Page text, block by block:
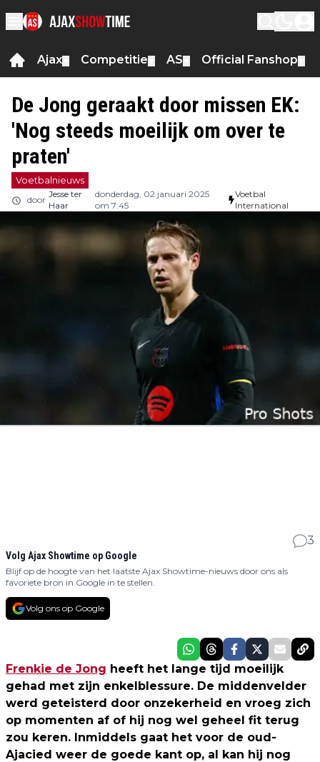
Ajax Competitie AS Official Fanshop
De Jong geraakt door missen EK:
'Nog steeds moeilijk om over te
praten'
Voetbalnieuws
door
Jesse ter
Haar
donderdag, 02 januari 2025
om 7:45
Voetbal
International
3
Volg Ajax Showtime op Google
Blijf op de hoogte van het laatste Ajax Showtime-nieuws door ons als
favoriete bron in Google in te stellen.
Volg ons op Google
Frenkie de Jong heeft het lange tijd moeilijk
gehad met zijn enkelblessure. De middenvelder
werd geteisterd door onzekerheid en vroeg zich
op momenten af of hij nog wel geheel fit terug
zou keren. Inmiddels gaat het voor de oud-
Ajacied weer de goede kant op, al kan hij nog